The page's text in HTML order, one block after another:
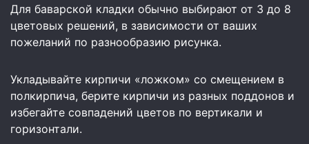
Для баварской кладки обычно выбирают от 3 до 8
цветовых решений, в зависимости от ваших
пожеланий по разнообразию рисунка.
Укладывайте кирпичи «ложком» со смещением в
полкирпича, берите кирпичи из разных поддонов и
избегайте совпадений цветов по вертикали и
горизонтали.